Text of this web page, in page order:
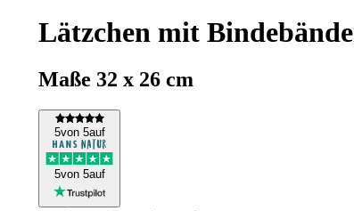
Lätzchen mit
Maße 32 x 26 cm
5von 5auf
5von 5auf